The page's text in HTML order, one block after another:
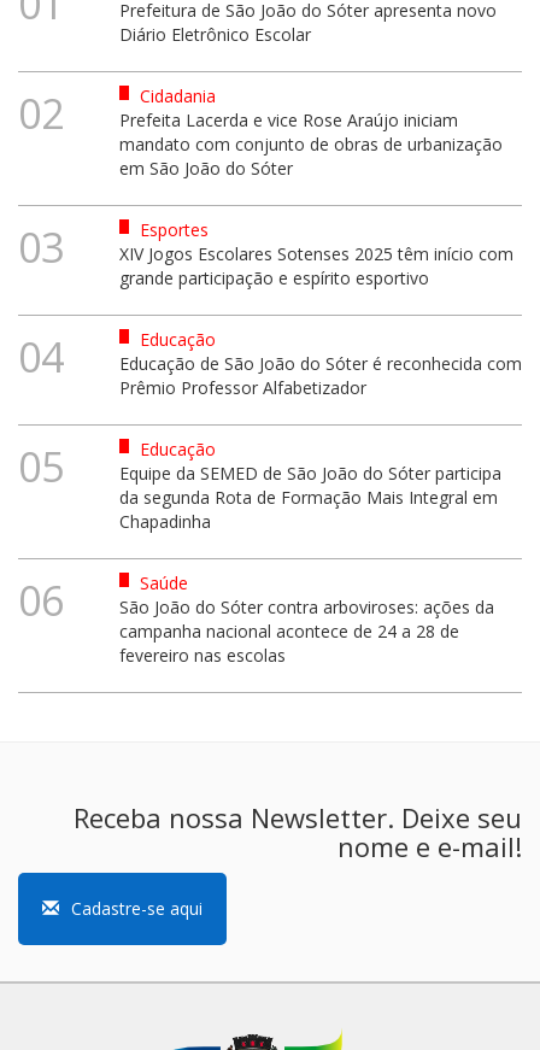
Prefeitura de São João do Sóter apresenta novo
Diário Eletrônico Escolar
02
Cidadania
Prefeita Lacerda e vice Rose Araújo iniciam
mandato com conjunto de obras de urbanização
em São João do Sóter
03
Esportes
XIV Jogos Escolares Sotenses 2025 têm início com
grande participação e espírito esportivo
04
Educação
Educação de São João do Sóter é reconhecida com
Prêmio Professor Alfabetizador
05
Educação
Equipe da SEMED de São João do Sóter participa
da segunda Rota de Formação Mais Integral em
Chapadinha
06
Saúde
São João do Sóter contra arboviroses: ações da
campanha nacional acontece de 24 a 28 de
fevereiro nas escolas
Receba nossa Newsletter. Deixe seu
nome e e-mail!
Cadastre-se aqui